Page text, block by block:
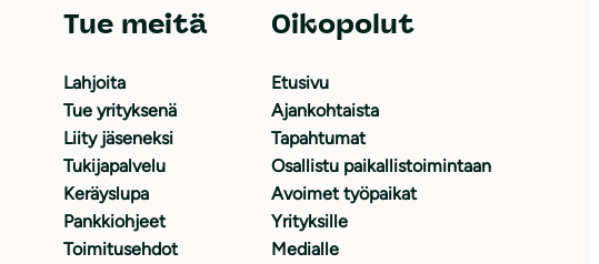
Tue meitä
Lahjoita
Tue yrityksenä
Liity jäseneksi
Tukijapalvelu
Keräyslupa
Pankkiohjeet
Toimitusehdot
Oikopolut
Etusivu
Ajankohtaista
Tapahtumat
Osallistu paikallistoimintaan
Avoimet työpaikat
Yrityksille
Medialle